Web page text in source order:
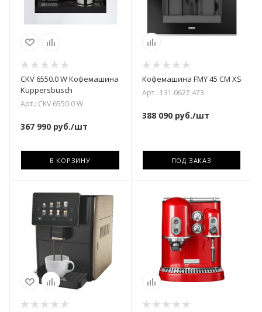
CKV 6550.0 W Кофемашина
Kuppersbusch
Арт.: CKV 6550.0 W
367 990 руб./шт
В КОРЗИНУ
Кофемашина FMY 45 CM XS
Арт.: 131.0627.473
388 090руб./шт
ПОД ЗАКАЗ